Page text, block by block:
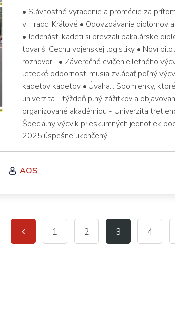
• Slávnostné vyradenie a promócie za
v Hradci Králové • Odovzdávanie diplomov
• Jedenásti kadeti si prevzali bakalárske
tovariši Cechu vojenskej logistiky • Noví
rozhovor... • Záverečné cvičenie letného
letecké odbornosti musia zvládať poľný
kadetov kadetov • Úvaha... Spomienky,
univerzita - týždeň plný zážitkov a
organizované akadémiou - Univerzita
Špeciálny výcvik prieskumných jednotiek
2025 úspešne ukončený
AOS
1 2 3 4